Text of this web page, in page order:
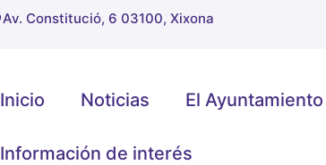
Av. Constitució, 6 03100, Xixona
Inicio Noticias El Ayuntamiento
Información de interés